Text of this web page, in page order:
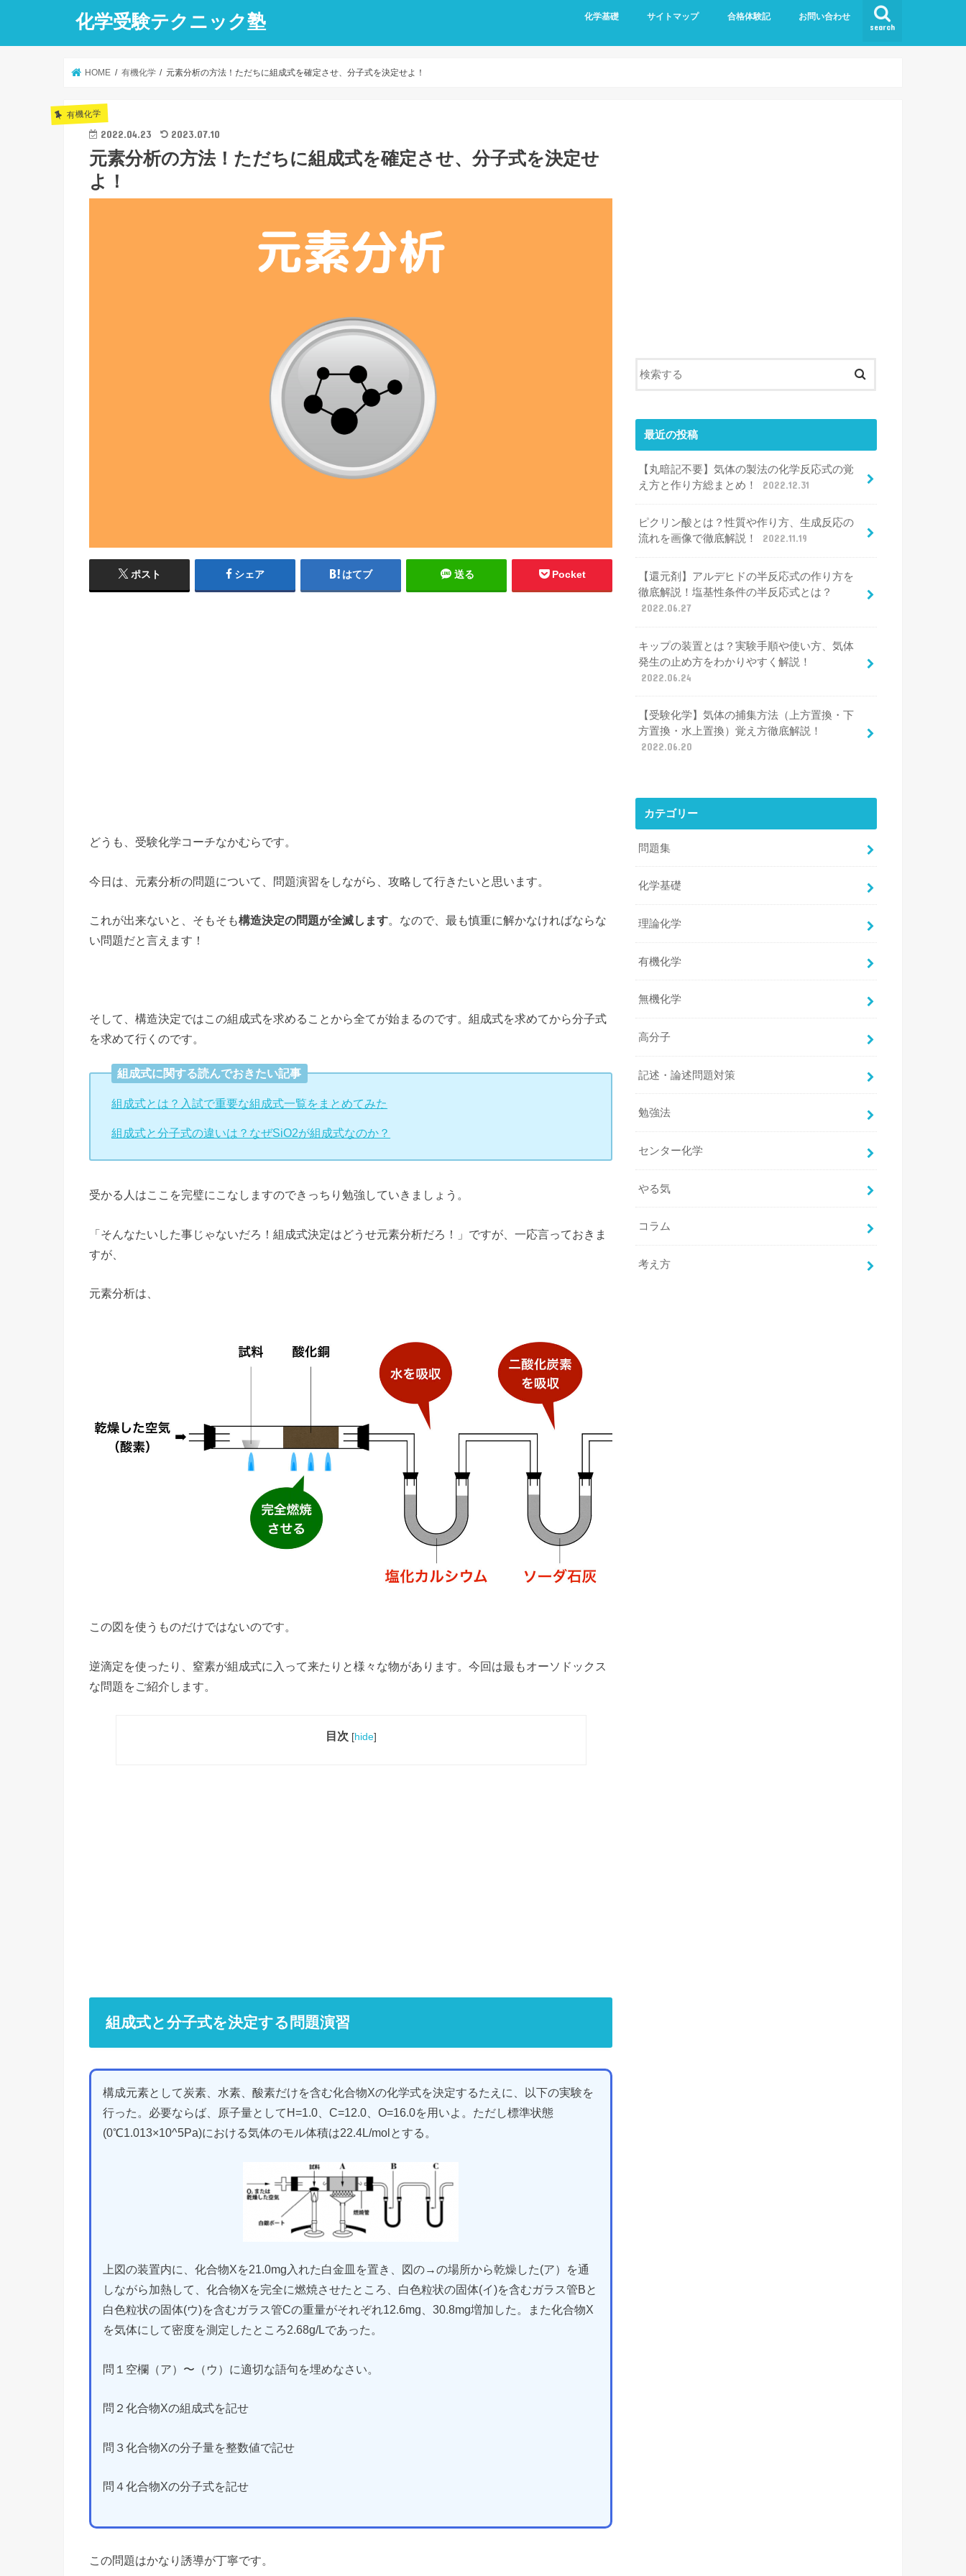
化学受験テクニック塾 search
化学基礎 サイトマップ 合格体験記 お問い合わせ
HOME 有機化学 元素分析の方法！ただちに組成式を確定させ、分子式を決定せよ！
有機化学
2022.04.23 2023.07.10
元素分析の方法！ただちに組成式を確定させ、分子式を決定せ
よ！
ポスト シェア はてブ 送る Pocket
どうも、受験化学コーチなかむらです。
今日は、元素分析の問題について、問題演習をしながら、攻略して行きたいと思います。
これが出来ないと、そもそも構造決定の問題が全滅します。なので、最も慎重に解かなければならな
い問題だと言えます！
そして、構造決定ではこの組成式を求めることから全てが始まるのです。組成式を求めてから分子式
を求めて行くのです。
組成式に関する読んでおきたい記事
組成式とは？入試で重要な組成式一覧をまとめてみた
組成式と分子式の違いは？なぜSiO2が組成式なのか？
受かる人はここを完璧にこなしますのできっちり勉強していきましょう。
「そんなたいした事じゃないだろ！組成式決定はどうせ元素分析だろ！」ですが、一応言っておきま
すが、
元素分析は、
この図を使うものだけではないのです。
逆滴定を使ったり、窒素が組成式に入って来たりと様々な物があります。今回は最もオーソドックス
な問題をご紹介します。
目次 [hide]
組成式と分子式を決定する問題演習
構成元素として炭素、水素、酸素だけを含む化合物Xの化学式を決定するたえに、以下の実験を
行った。必要ならば、原子量としてH=1.0、C=12.0、O=16.0を用いよ。ただし標準状態
(0℃1.013×10^5Pa)における気体のモル体積は22.4L/molとする。
上図の装置内に、化合物Xを21.0mg入れた白金皿を置き、図の→の場所から乾燥した(ア）を通
しながら加熱して、化合物Xを完全に燃焼させたところ、白色粒状の固体(イ)を含むガラス管Bと
白色粒状の固体(ウ)を含むガラス管Cの重量がそれぞれ12.6mg、30.8mg増加した。また化合物X
を気体にして密度を測定したところ2.68g/Lであった。
問１空欄（ア）〜（ウ）に適切な語句を埋めなさい。
問２化合物Xの組成式を記せ
問３化合物Xの分子量を整数値で記せ
問４化合物Xの分子式を記せ
この問題はかなり誘導が丁寧です。
最近の投稿
【丸暗記不要】気体の製法の化学反応式の覚
え方と作り方総まとめ！
2022.12.31
ピクリン酸とは？性質や作り方、生成反応の
流れを画像で徹底解説！
2022.11.19
【還元剤】アルデヒドの半反応式の作り方を
徹底解説！塩基性条件の半反応式とは？
2022.06.27
キップの装置とは？実験手順や使い方、気体
発生の止め方をわかりやすく解説！
2022.06.24
【受験化学】気体の捕集方法（上方置換・下
方置換・水上置換）覚え方徹底解説！
2022.06.20
カテゴリー
問題集
化学基礎
理論化学
有機化学
無機化学
高分子
記述・論述問題対策
勉強法
センター化学
やる気
コラム
考え方